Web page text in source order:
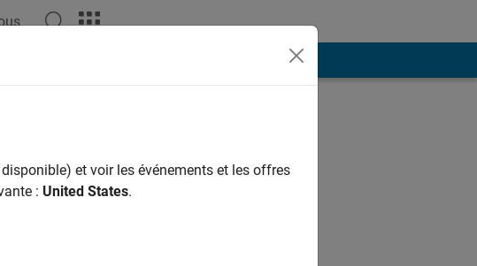
et voir les événements et les offres
: United States.